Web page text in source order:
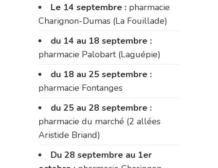
Le 14 septembre : pharmacie
Charignon-Dumas (La Fouillade)
du 14 au 18 septembre :
pharmacie Palobart (Laguépie)
du 18 au 25 septembre :
pharmacie Fontanges
du 25 au 28 septembre :
pharmacie du marché (2 allées
Aristide Briand)
Du 28 septembre au 1er